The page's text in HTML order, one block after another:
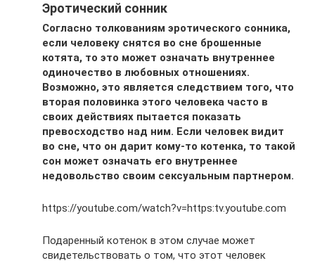
Эротический сонник
Согласно толкованиям эротического сонника,
если человеку снятся во сне брошенные
котята, то это может означать внутреннее
одиночество в любовных отношениях.
Возможно, это является следствием того, что
вторая половинка этого человека часто в
своих действиях пытается показать
превосходство над ним. Если человек видит
во сне, что он дарит кому-то котенка, то такой
сон может означать его внутреннее
недовольство своим сексуальным партнером.
https://youtube.com/watch?v=https:tv.youtube.com
Подаренный котенок в этом случае может
свидетельствовать о том, что этот человек